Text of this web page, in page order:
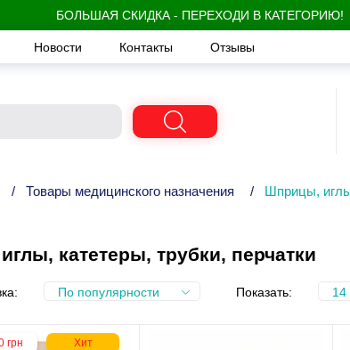
БОЛЬШАЯ СКИДКА - ПЕРЕХОДИ В КАТЕГОРИЮ!
Новости Контакты Отзывы
/ Товары медицинского назначения / Шприцы,
катетеры, трубки, перчатки
По популярности Показать: 14
грн Хит